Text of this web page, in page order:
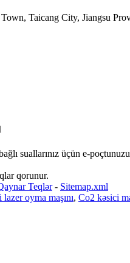
Taicang City, Jiangsu
suallarınız üçün e-
qorunur.
Teqlər- Sitemap.xml
oyma maşını, Co2 kəsici